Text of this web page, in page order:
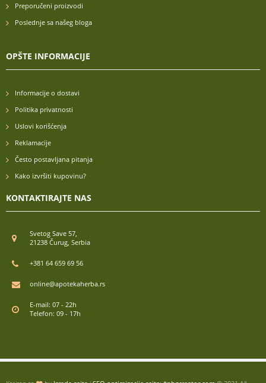
Preporučeni proizvodi
Poslednje sa našeg bloga
OPŠTE INFORMACIJE
Informacije o dostavi
Politika privatnosti
Uslovi korišćenja
Reklamacije
Često postavljana pitanja
Kako izvršiti kupovinu?
KONTAKTIRAJTE NAS
Svetog Save 57,
21238 Čurug, Serbia
+381 64 659 69 56
online@apotekaherba.rs
E-mail: 07 - 22h
Telefon: 09 - 17h